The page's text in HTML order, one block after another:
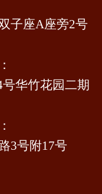
子座A座旁2号
华竹花园二期
3号附17号